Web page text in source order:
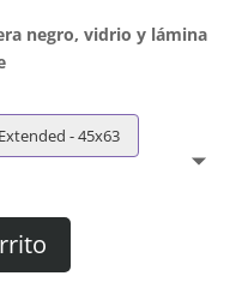
negro, vidrio y lámina
Extended - 45x63